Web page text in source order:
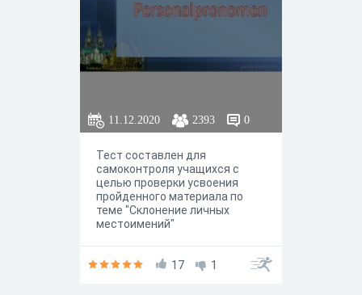
11.12.2020 2393 0
Тест составлен для
самоконтроля учащихся с
целью проверки усвоения
пройденного материала по
теме "Склонение личных
местоимений"
17 1